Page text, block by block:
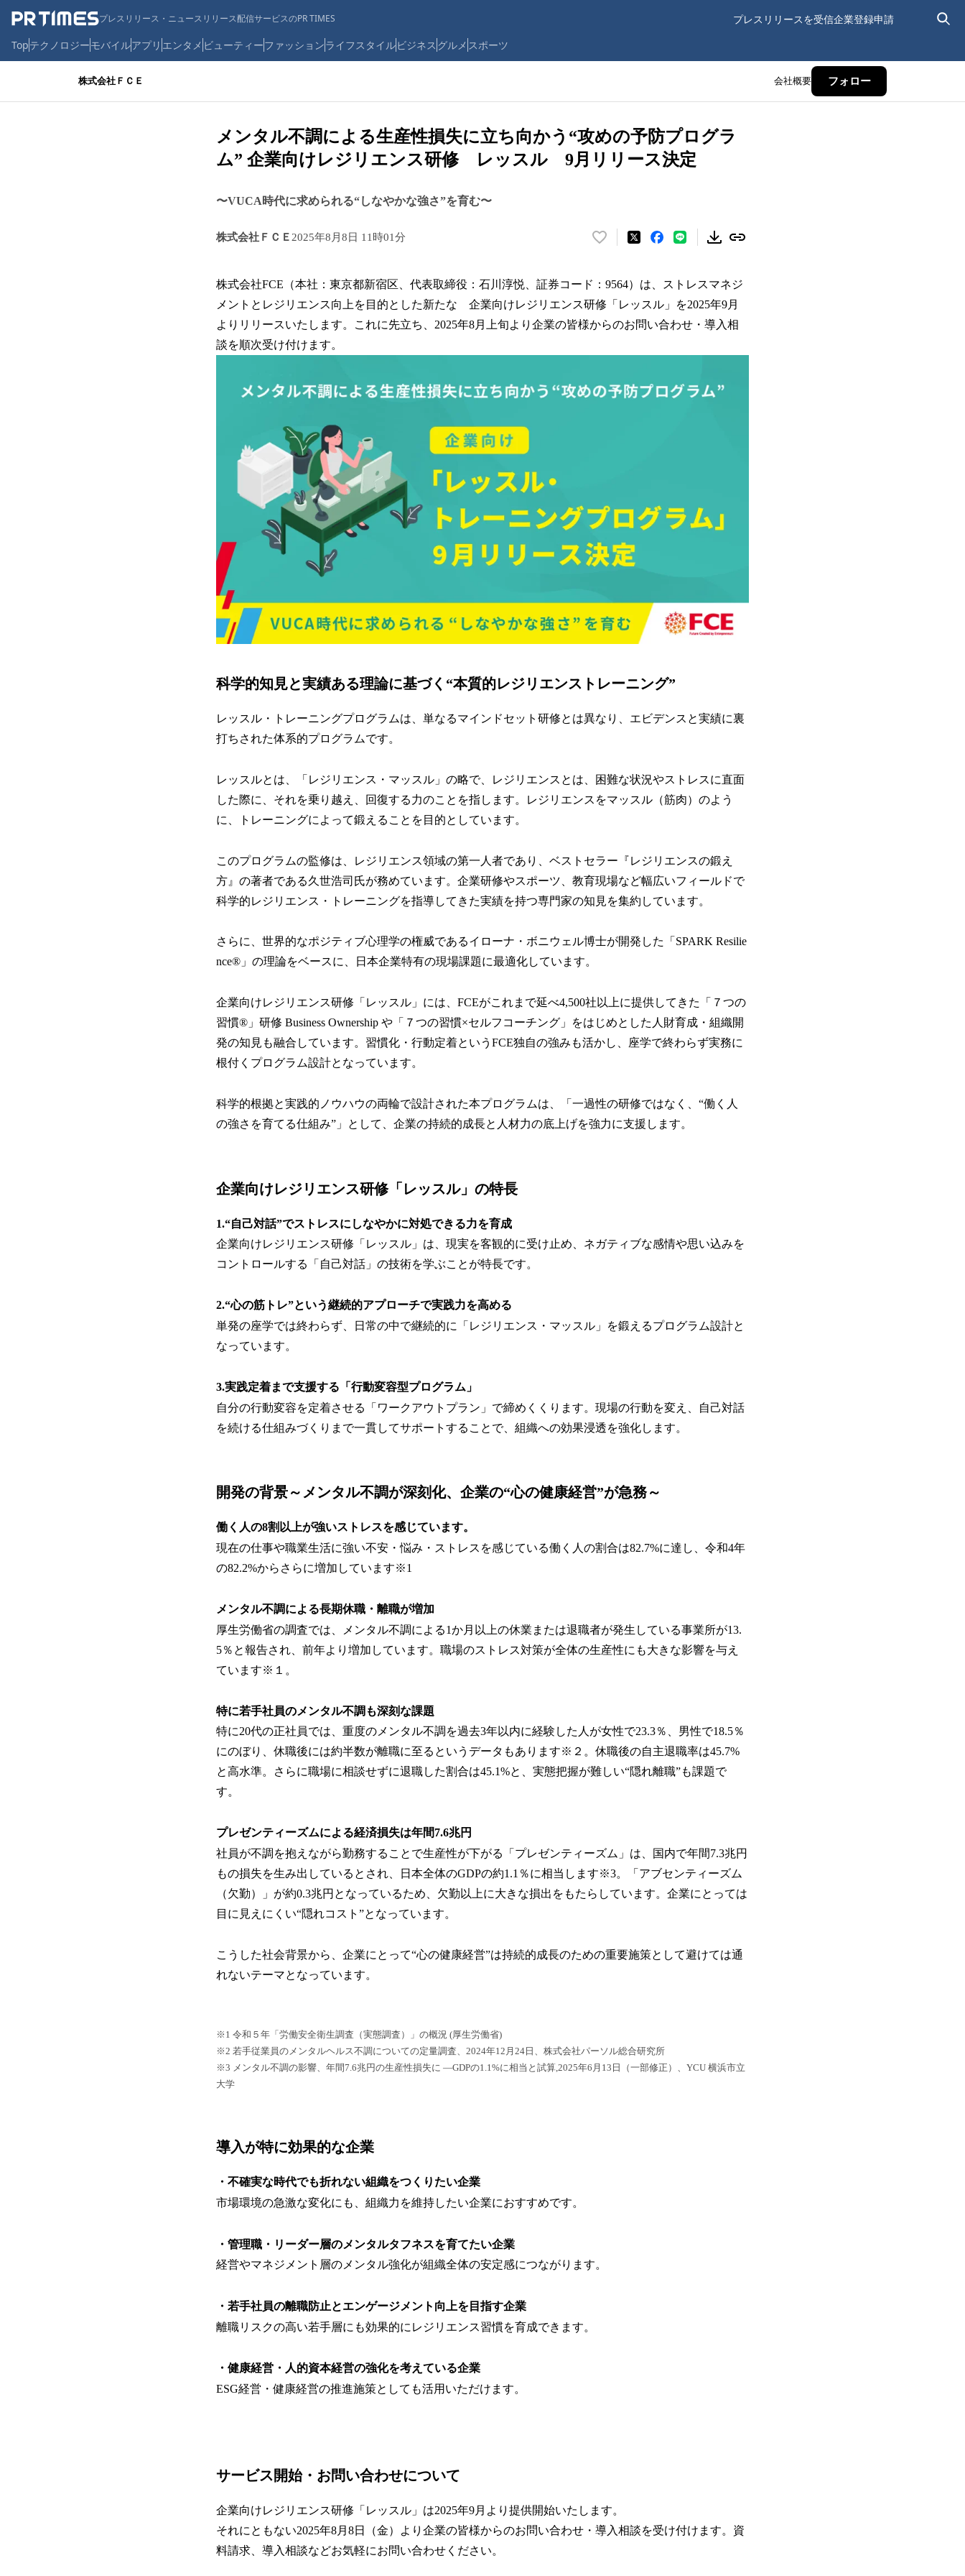
プレスリリース・ニュースリリース配信サービスのPR TIMES プレスリリースを受信企業登録申請
Topテクノロジーモバイルアプリ エンタメ ビューティーファッションライフスタイルビジネス グルメ スポーツ
株式会社ＦＣＥ 会社概要 フォロー
メンタル不調による生産性損失に立ち向かう“攻めの予防プログラ
ム” 企業向けレジリエンス研修 レッスル 9月リリース決定
〜VUCA時代に求められる“しなやかな強さ”を育む〜
株式会社ＦＣＥ 2025年8月8日 11時01分
い
！
数
を
中
株式会社FCE（本社：東京都新宿区、代表取締役：石川淳悦、証券コード：9564）は、ストレスマネジ
メントとレジリエンス向上を目的とした新たな 企業向けレジリエンス研修「レッスル」を2025年9月
よりリリースいたします。これに先立ち、2025年8月上旬より企業の皆様からのお問い合わせ・導入相
談を順次受け付けます。
科学的知見と実績ある理論に基づく“本質的レジリエンストレーニング”
レッスル・トレーニングプログラムは、単なるマインドセット研修とは異なり、エビデンスと実績に裏
打ちされた体系的プログラムです。
レッスルとは、「レジリエンス・マッスル」の略で、レジリエンスとは、困難な状況やストレスに直面
した際に、それを乗り越え、回復する力のことを指します。レジリエンスをマッスル（筋肉）のよう
に、トレーニングによって鍛えることを目的としています。
このプログラムの監修は、レジリエンス領域の第一人者であり、ベストセラー『レジリエンスの鍛え
方』の著者である久世浩司氏が務めています。企業研修やスポーツ、教育現場など幅広いフィールドで
科学的レジリエンス・トレーニングを指導してきた実績を持つ専門家の知見を集約しています。
さらに、世界的なポジティブ心理学の権威であるイローナ・ボニウェル博士が開発した「SPARK Resilie
nce®」の理論をベースに、日本企業特有の現場課題に最適化しています。
企業向けレジリエンス研修「レッスル」には、FCEがこれまで延べ4,500社以上に提供してきた「７つの
習慣®」研修 Business Ownership や「７つの習慣×セルフコーチング」をはじめとした人財育成・組織開
発の知見も融合しています。習慣化・行動定着というFCE独自の強みも活かし、座学で終わらず実務に
根付くプログラム設計となっています。
科学的根拠と実践的ノウハウの両輪で設計された本プログラムは、「一過性の研修ではなく、“働く人
の強さを育てる仕組み”」として、企業の持続的成長と人材力の底上げを強力に支援します。
企業向けレジリエンス研修「レッスル」の特長
1.“自己対話”でストレスにしなやかに対処できる力を育成
企業向けレジリエンス研修「レッスル」は、現実を客観的に受け止め、ネガティブな感情や思い込みを
コントロールする「自己対話」の技術を学ぶことが特長です。
2.“心の筋トレ”という継続的アプローチで実践力を高める
単発の座学では終わらず、日常の中で継続的に「レジリエンス・マッスル」を鍛えるプログラム設計と
なっています。
3.実践定着まで支援する「行動変容型プログラム」
自分の行動変容を定着させる「ワークアウトプラン」で締めくくります。現場の行動を変え、自己対話
を続ける仕組みづくりまで一貫してサポートすることで、組織への効果浸透を強化します。
開発の背景～メンタル不調が深刻化、企業の“心の健康経営”が急務～
働く人の8割以上が強いストレスを感じています。
現在の仕事や職業生活に強い不安・悩み・ストレスを感じている働く人の割合は82.7%に達し、令和4年
の82.2%からさらに増加しています※1
メンタル不調による長期休職・離職が増加
厚生労働省の調査では、メンタル不調による1か月以上の休業または退職者が発生している事業所が13.
5％と報告され、前年より増加しています。職場のストレス対策が全体の生産性にも大きな影響を与え
ています※１。
特に若手社員のメンタル不調も深刻な課題
特に20代の正社員では、重度のメンタル不調を過去3年以内に経験した人が女性で23.3％、男性で18.5％
にのぼり、休職後には約半数が離職に至るというデータもあります※２。休職後の自主退職率は45.7%
と高水準。さらに職場に相談せずに退職した割合は45.1%と、実態把握が難しい“隠れ離職”も課題で
す。
プレゼンティーズムによる経済損失は年間7.6兆円
社員が不調を抱えながら勤務することで生産性が下がる「プレゼンティーズム」は、国内で年間7.3兆円
もの損失を生み出しているとされ、日本全体のGDPの約1.1％に相当します※3。「アブセンティーズム
（欠勤）」が約0.3兆円となっているため、欠勤以上に大きな損出をもたらしています。企業にとっては
目に見えにくい“隠れコスト”となっています。
こうした社会背景から、企業にとって“心の健康経営”は持続的成長のための重要施策として避けては通
れないテーマとなっています。
※1 令和５年「労働安全衛生調査（実態調査）」の概況 (厚生労働省)
※2 若手従業員のメンタルヘルス不調についての定量調査、2024年12月24日、株式会社パーソル総合研究所
※3 メンタル不調の影響、年間7.6兆円の生産性損失に —GDPの1.1%に相当と試算,2025年6月13日（一部修正）、YCU 横浜市立
大学
導入が特に効果的な企業
・不確実な時代でも折れない組織をつくりたい企業
市場環境の急激な変化にも、組織力を維持したい企業におすすめです。
・管理職・リーダー層のメンタルタフネスを育てたい企業
経営やマネジメント層のメンタル強化が組織全体の安定感につながります。
・若手社員の離職防止とエンゲージメント向上を目指す企業
離職リスクの高い若手層にも効果的にレジリエンス習慣を育成できます。
・健康経営・人的資本経営の強化を考えている企業
ESG経営・健康経営の推進施策としても活用いただけます。
サービス開始・お問い合わせについて
企業向けレジリエンス研修「レッスル」は2025年9月より提供開始いたします。
それにともない2025年8月8日（金）より企業の皆様からのお問い合わせ・導入相談を受け付けます。資
料請求、導入相談などお気軽にお問い合わせください。